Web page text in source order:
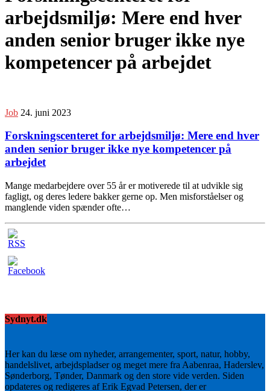
arbejdsmiljø: Mere end hver
anden senior bruger ikke nye
kompetencer på arbejdet
Job 24. juni 2023
Forskningscenteret for arbejdsmiljø: Mere end hver
anden senior bruger ikke nye kompetencer på
arbejdet
Mange medarbejdere over 55 år er motiverede til at udvikle sig
fagligt, og deres ledere bakker gerne op. Men misforståelser og
manglende viden spænder ofte…
Sydnyt.dk
Her kan du læse om nyheder, arrangementer, sport, natur, hobby,
handelslivet, arbejdspladser og meget mere fra Aabenraa, Haderslev,
Sønderborg, Tønder, Danmark og den store vide verden. Siden
opdateres og redigeres af Erik Egvad Petersen, der er